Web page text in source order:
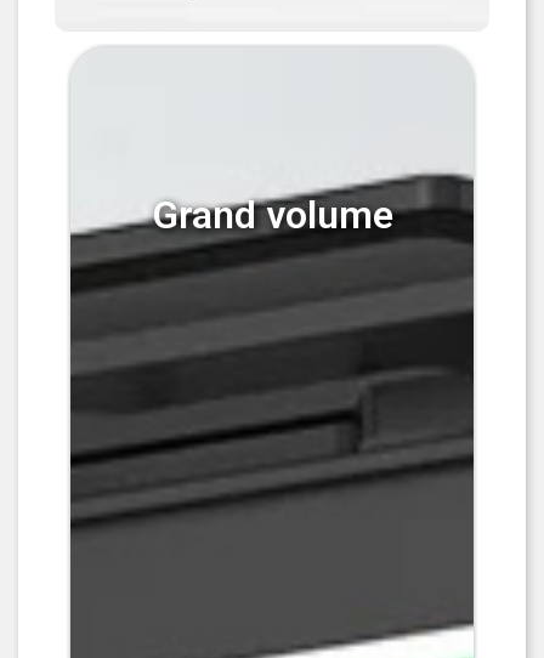
Grand volume